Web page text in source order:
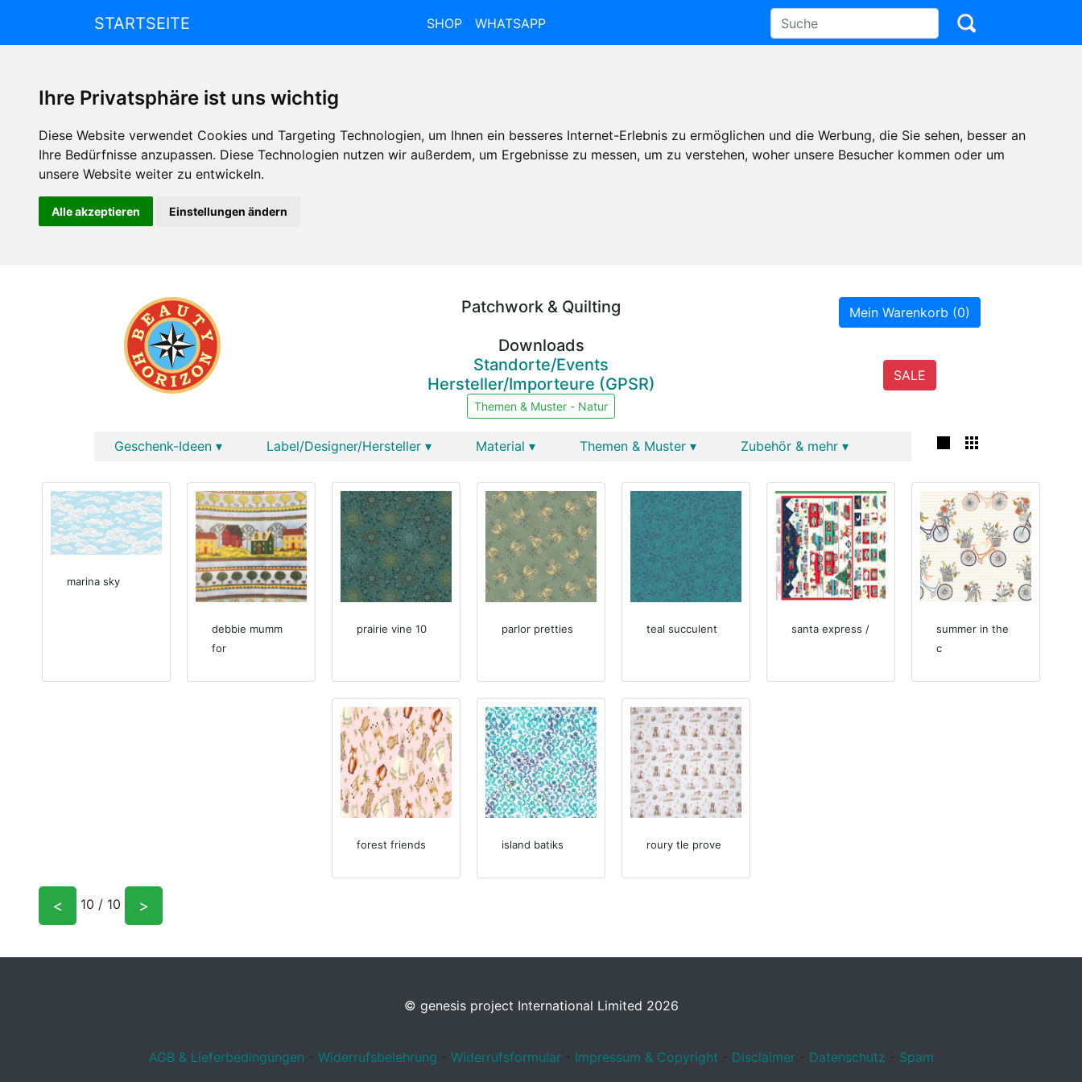
Ihre Privatsphäre ist uns wichtig
Diese Website verwendet Cookies und Targeting Technologien, um Ihnen ein besseres Internet-Erlebnis zu ermöglichen und die Werbung, die Sie sehen, besser an
Ihre Bedürfnisse anzupassen. Diese Technologien nutzen wir außerdem, um Ergebnisse zu messen, um zu verstehen, woher unsere Besucher kommen oder um
unsere Website weiter zu entwickeln.
Alle akzeptieren Einstellungen ändern
STARTSEITE SHOP WHATSAPP
Patchwork & Quilting
Downloads
Standorte/Events
Hersteller/Importeure (GPSR)
Themen & Muster - Natur
Mein Warenkorb (0)
SALE
Geschenk-Ideen ▾ Label/Designer/Hersteller ▾ Material ▾ Themen & Muster ▾ Zubehör & mehr ▾
marina sky
debbie mumm
for
prairie vine 10 parlor pretties teal succulent santa express /
summer in the
c
forest friends island batiks roury tle prove
< 10 / 10 >
© genesis project International Limited 2026
AGB & Lieferbedingungen Widerrufsbelehrung Widerrufsformular- Impressum & Copyright Disclaimer- Datenschutz Spam